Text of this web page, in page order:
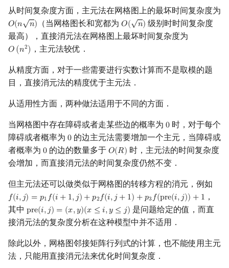
从时间复杂度方面，主元法在网格图上的最坏时间复杂度为
𝑂(𝑛
√
𝑛)
O(nn) （当网格图长和宽都为𝑂(
√
𝑛)
O(n)
级别时时间复杂度
最高），直接消元法在网格图上最坏时间复杂度为
𝑂(𝑛2)
O( n2) ，主元法较优．
从精度方面，对于一些需要进行实数计算而不是取模的题
目，直接消元法的精度优于主元法．
从适用性方面，两种做法适用于不同的方面．
当网格图中存在障碍或者走某些边的概率为 0
0 时，对于每个
障碍或者概率为 0
0 的边主元法需要增加一个主元，当障碍或
者概率为 0
0 的边的数量多于 𝑂(𝑅)
O(R)
时，主元法的时间复杂度
会增加，而直接消元法的时间复杂度仍然不变．
但主元法还可以做类似于网格图的转移方程的消元，例如
𝑓(𝑖,𝑗) = 𝑝1𝑓(𝑖 + 1,𝑗) +𝑝2𝑓(𝑖,𝑗 + 1) +𝑝3𝑓(pre(𝑖,𝑗)) + 1
f(i,j)=p 1f (i+1,j)+ p2f(i,j+1)+p3f(pre(i ,j) +1
，
其中 pre(𝑖,𝑗) = (𝑥,𝑦)(𝑥 ≤ 𝑖,𝑦 ≤ 𝑗)
pre(i,j)= (x, y)(x≤i,y≤ j)
是问题给定的值，而直
接消元法的复杂度分析在这种模型中并不适用．
除此以外，网格图邻接矩阵行列式的计算，也不能使用主元
法，只能用直接消元法来优化时间复杂度．